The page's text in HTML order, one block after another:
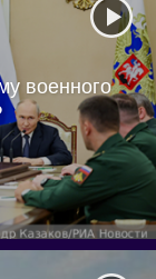
военного